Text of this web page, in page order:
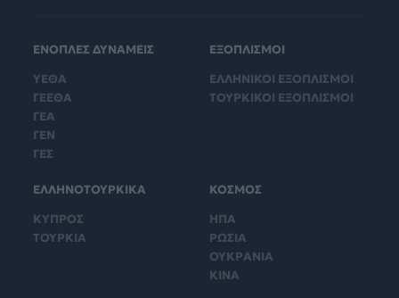
ΕΝΟΠΛΕΣ ΔΥΝΑΜΕΙΣ
ΥΕΘΑ
ΓΕΕΘΑ
ΓΕΑ
ΓΕΝ
ΓΕΣ
ΕΞΟΠΛΙΣΜΟΙ
ΕΛΛΗΝΙΚΟΙ ΕΞΟΠΛΙΣΜΟΙ
ΤΟΥΡΚΙΚΟΙ ΕΞΟΠΛΙΣΜΟΙ
ΕΛΛΗΝΟΤΟΥΡΚΙΚΑ
ΚΥΠΡΟΣ
ΤΟΥΡΚΙΑ
ΚΟΣΜΟΣ
ΗΠΑ
ΡΩΣΙΑ
ΟΥΚΡΑΝΙΑ
ΚΙΝΑ